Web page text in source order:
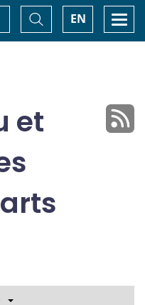
EN
Basculer
la
recherche
et